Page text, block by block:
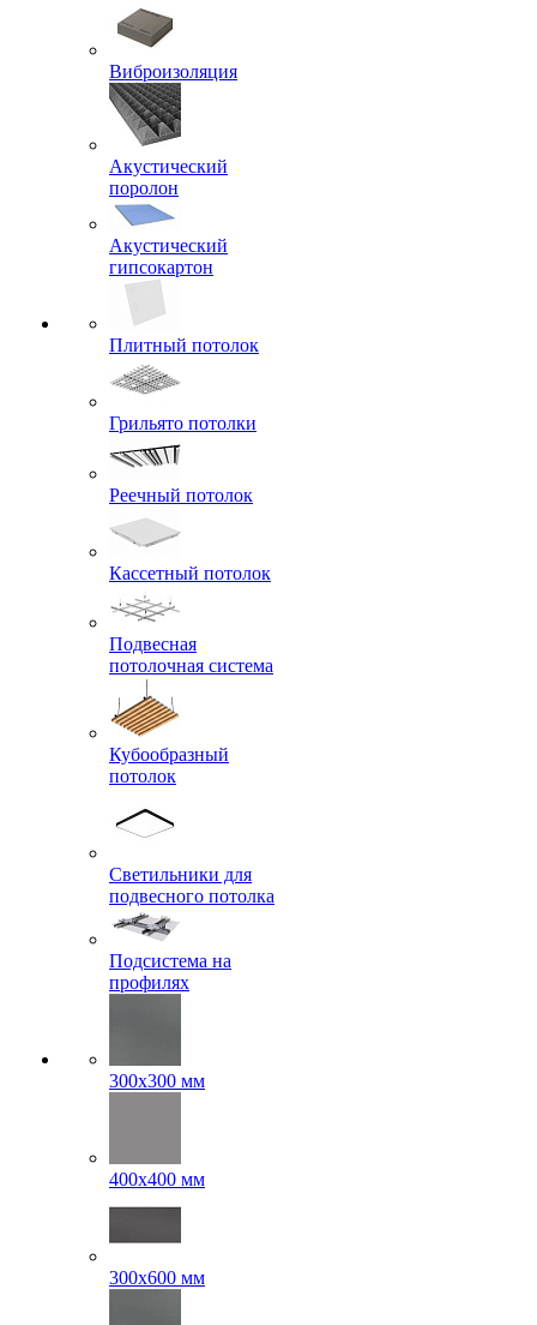
Виброизоляция
Акустический
поролон
Акустический
гипсокартон
Плитный потолок
Грильято потолки
Реечный потолок
Кассетный потолок
Подвесная
потолочная система
Кубообразный
потолок
Светильники для
подвесного потолка
Подсистема на
профилях
300x300 мм
400х400 мм
300x600 мм